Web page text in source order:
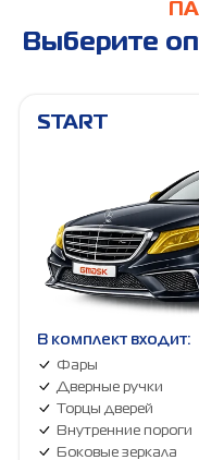
Выберите
START
В комплект входит:
Фары
Дверные ручки
Торцы дверей
Внутренние пороги
Боковые зеркала